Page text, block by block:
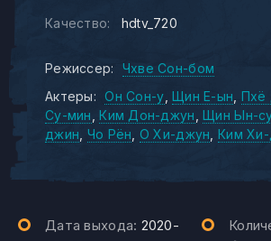
Качество: hdtv_720
Режиссер:
Чхве Сон-бом
Актеры:
Он Сон-у Щин Е-ын Пхё
Су-мин
Ким Дон-джун Щин Ын-
джин Чо Рён О Хи-джун Ким
Дата выхода: 2020-